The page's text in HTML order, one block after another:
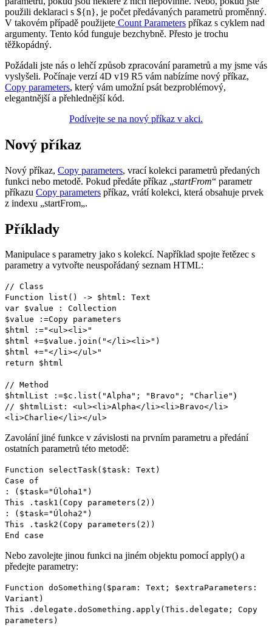
použili deklaraci s ${n}, je počet předávaných parametrů proměnný.
V takovém případě použijete Count Parameters příkaz s cyklem nad
argumenty. Tento kód funguje bezchybně. Přesto je trochu
těžkopádný.
Požádali jste nás o lehčí způsob zpracování parametrů a my jsme vás
vyslyšeli. Počínaje verzí 4D v19 R5 vám nabízíme nový příkaz,
Copy parameters, který vám umožní psát bezproblémový,
elegantnější a přehlednější kód.
Podívejte se na nový příkaz v akci.
Nový příkaz
Nový příkaz, Copy parameters, vrací kolekci parametrů předaných
funkci nebo metodě. Pokud předáte příkaz „startFrom“ parametr
příkazu Copy parameters příkaz, vrátí kolekci, která obsahuje prvek
z indexu „startFrom„.
Příklady
Manipulace s parametry jako s kolekcí. Například spojte řetězec s
parametry a vytvořte neuspořádaný seznam HTML:
// Class
Function list () -> $html : Text
var $value : Collection
$value :=Copy parameters
$html :="<ul><li>"
$html +=$value . join ("</li><li>")
$html +="</li></ul>"
return
$html
// Method
$htmlList :=$c . list ("Alpha"; "Bravo"; "Charlie")
// $htmlList: <ul><li>Alpha</li><li>Bravo</li>
<li>Charlie</li></ul>
Zavolání jiné funkce v závislosti na prvním parametru a předání
ostatních parametrů této metodě:
Function selectTask( $task : Text )
Case of
: ( $task="Úloha1")
This . task1 ( Copy parameters (2))
: ( $task="Úloha2")
This . task2 ( Copy parameters (2))
End case
Nebo zavolejte jinou funkci na jiném objektu pomocí apply() a
předejte parametry:
Function doSomething ( $param : Text ; $extraParameters :
Variant )
This . delegate . doSomething . apply( This . delegate ; Copy
parameters )